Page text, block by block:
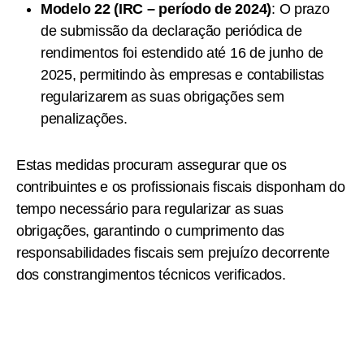
Modelo 22 (IRC – período de 2024): O prazo
de submissão da declaração periódica de
rendimentos foi estendido até 16 de junho de
2025, permitindo às empresas e contabilistas
regularizarem as suas obrigações sem
penalizações.
Estas medidas procuram assegurar que os
contribuintes e os profissionais fiscais disponham do
tempo necessário para regularizar as suas
obrigações, garantindo o cumprimento das
responsabilidades fiscais sem prejuízo decorrente
dos constrangimentos técnicos verificados.